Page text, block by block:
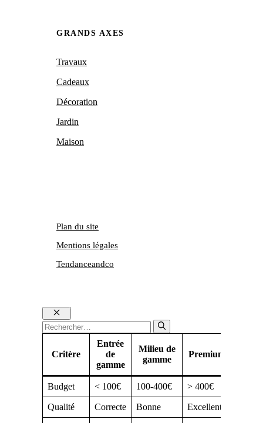
GRANDS AXES
Travaux
Cadeaux
Décoration
Jardin
Maison
Tendanceandco
Plan du site
Mentions légales
Fermer
Rechercher :
Critère
Entrée
de
gamme
Milieu de
gamme
Premium
Budget < 100€ 100-400€ > 400€
Qualité Correcte Bonne Excellente